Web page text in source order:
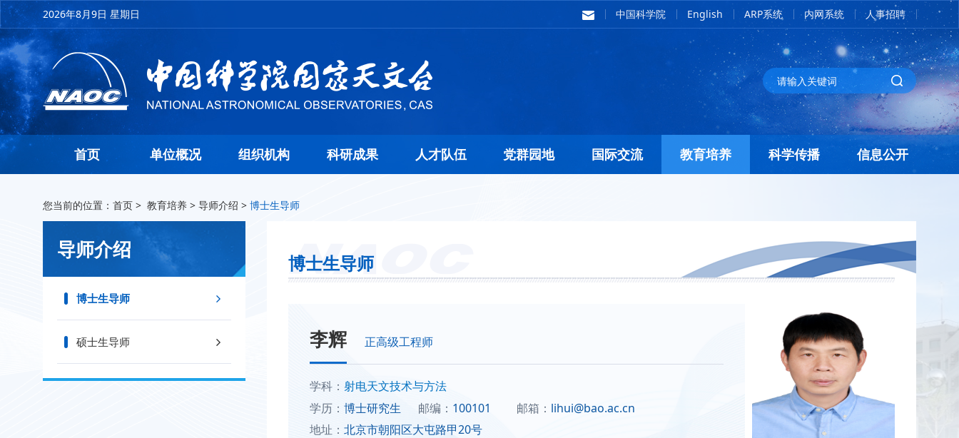
2026年8月9日 星期日 中国科学院 English ARP系统 内网系统 人事招聘
首页 单位概况 组织机构 科研成果 人才队伍 党群园地 国际交流 教育培养 科学传播 信息公开
您当前的位置： 首页 > 教育培养 > 导师介绍 > 博士生导师
导师介绍
博士生导师
硕士生导师
博士生导师
李辉 正高级工程师
学科： 射电天文技术与方法
学历： 博士研究生 邮编： 100101 邮箱： lihui@bao.ac.cn
地址： 北京市朝阳区大屯路甲20号